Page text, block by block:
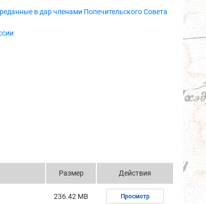
в дар членами Попечительского Совета
Размер Действия
236.42 MB Просмотр